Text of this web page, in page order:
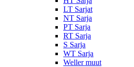
LT Sarjat
NT Sarja
PT Sarja
RT Sarja
S Sarja
WT Sarja
Weller muut